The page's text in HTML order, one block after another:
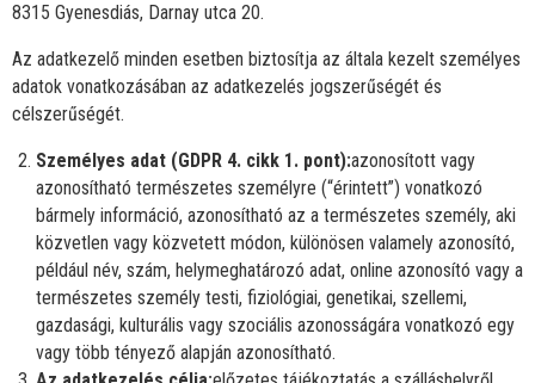
8315 Gyenesdiás, Darnay utca 20.
Az adatkezelő minden esetben biztosítja az általa kezelt személyes
adatok vonatkozásában az adatkezelés jogszerűségét és
célszerűségét.
Személyes adat (GDPR 4. cikk 1. pont):azonosított vagy
azonosítható természetes személyre (“érintett”) vonatkozó
bármely információ, azonosítható az a természetes személy, aki
közvetlen vagy közvetett módon, különösen valamely azonosító,
például név, szám, helymeghatározó adat, online azonosító vagy a
természetes személy testi, fiziológiai, genetikai, szellemi,
gazdasági, kulturális vagy szociális azonosságára vonatkozó egy
vagy több tényező alapján azonosítható.